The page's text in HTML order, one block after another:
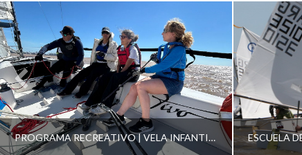
PROGRAMA RECREATIVO | VELA INFANTIL, JUVENIL Y DE CRUCERO 2026